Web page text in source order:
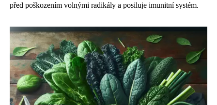
před poškozením volnými radikály a posiluje imunitní systém.